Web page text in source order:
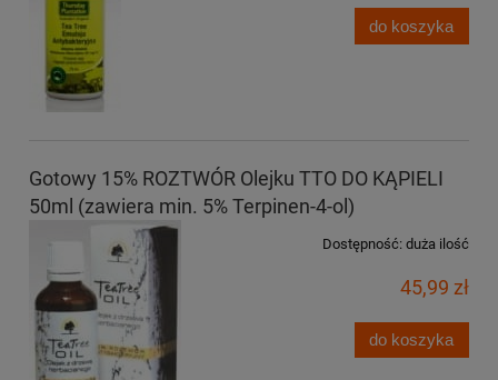
do koszyka
Gotowy 15% ROZTWÓR Olejku TTO DO KĄPIELI
50ml (zawiera min. 5% Terpinen-4-ol)
Dostępność: duża ilość
45,99 zł
do koszyka